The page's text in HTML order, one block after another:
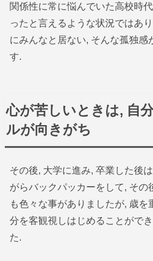
関係性に常に悩んでいた高校時
ったと言えるような状況ではあ
にみんなと居ない, そんな孤独感
す.
心が苦しいときは, 自
ルが向きがち
その後, 大学に進み, 卒業した後
がらバックパッカーをして, その
も色々な事がありましたが, 歳を
分を客観視しはじめることがで
た.